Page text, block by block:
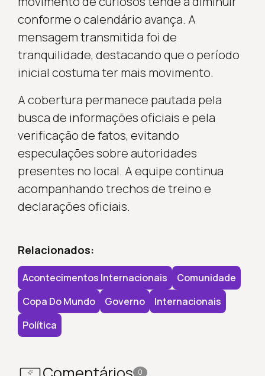
conforme o calendário avança. A
mensagem transmitida foi de
tranquilidade, destacando que o período
inicial costuma ter mais movimento.
A cobertura permanece pautada pela
busca de informações oficiais e pela
verificação de fatos, evitando
especulações sobre autoridades
presentes no local. A equipe continua
acompanhando trechos de treino e
declarações oficiais.
Relacionados:
Acontecimentos Internacionais
Comunidade
Copa Do Mundo
Governo
Internacionais
Política
0